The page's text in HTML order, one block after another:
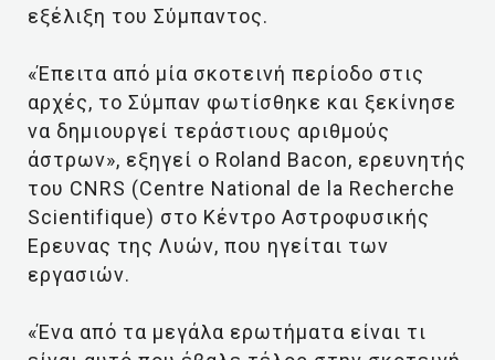
εξέλιξη του Σύμπαντος.
«Έπειτα από μία σκοτεινή περίοδο στις
αρχές, το Σύμπαν φωτίσθηκε και ξεκίνησε
να δημιουργεί τεράστιους αριθμούς
άστρων», εξηγεί ο Roland Bacon, ερευνητής
του CNRS (Centre National de la Recherche
Scientifique) στο Κέντρο Αστροφυσικής
Ερευνας της Λυών, που ηγείται των
εργασιών.
«Ένα από τα μεγάλα ερωτήματα είναι τι